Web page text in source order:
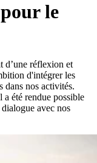
le
d’une réflexion et
d'intégrer les
dans nos activités.
été rendue possible
avec nos